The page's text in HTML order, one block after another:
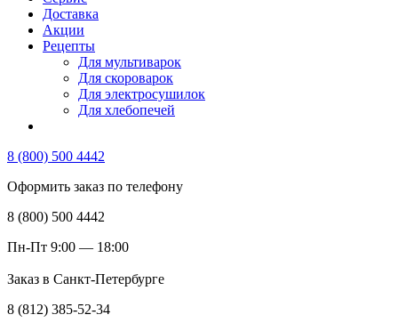
Доставка
Акции
Рецепты
Для мультиварок
Для скороварок
Для электросушилок
Для хлебопечей
8 (800) 500 4442
Оформить заказ по телефону
8 (800) 500 4442
Пн-Пт 9:00 — 18:00
Заказ в Санкт-Петербурге
8 (812) 385-52-34